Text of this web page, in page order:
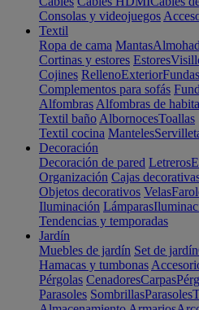
Consolas y videojuegos
Textil
Ropa de cama Mantas
Cortinas y estores Estores
Cojines RellenoExteriorFundas
Complementos para sofás
Alfombras Alfombras de
Textil baño AlbornocesToallas
Textil cocina Manteles
Decoración
Decoración de pared Letreros
Organización Cajas
Objetos decorativos Velas
Iluminación Lámparas
Tendencias y temporadas
Jardín
Muebles de jardín Set de jardín
Hamacas y tumbonas
Pérgolas CenadoresCarpas
Parasoles SombrillasParasoles